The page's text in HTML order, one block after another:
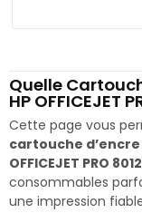
Quelle
HP OFFICEJET
Cette page vous
cartouche
OFFICEJET PRO 8012
consommables
une impression